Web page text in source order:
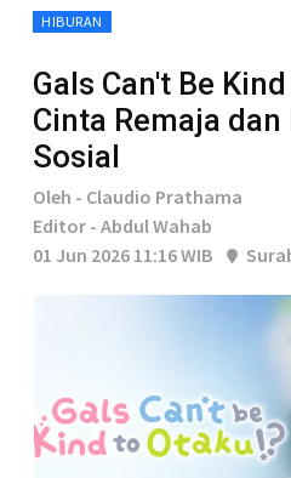
HIBURAN
Gals Can't Be
Cinta Remaja dan
Sosial
Oleh - Claudio Prathama
Editor - Abdul Wahab
01 Jun 2026 11:16 WIB